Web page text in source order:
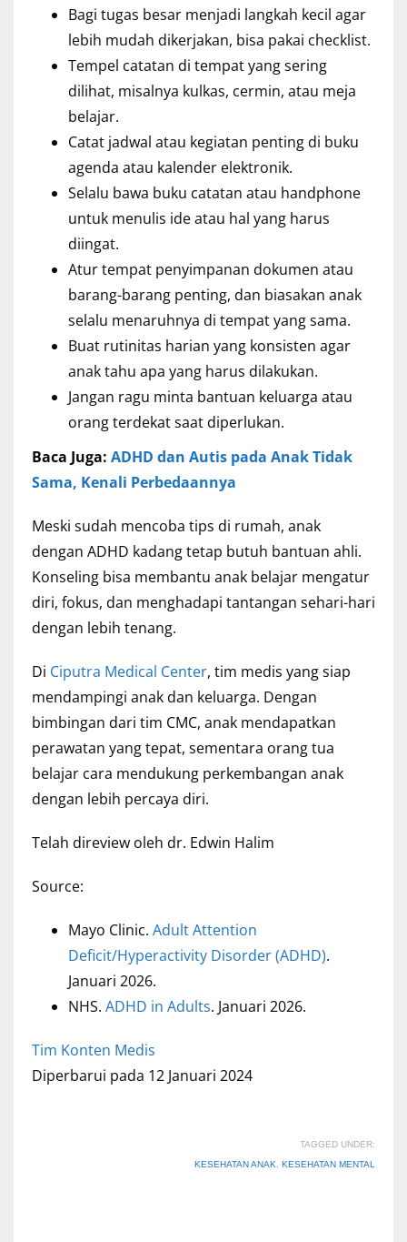
Bagi tugas besar menjadi langkah kecil agar
lebih mudah dikerjakan, bisa pakai checklist.
Tempel catatan di tempat yang sering
dilihat, misalnya kulkas, cermin, atau meja
belajar.
Catat jadwal atau kegiatan penting di buku
agenda atau kalender elektronik.
Selalu bawa buku catatan atau handphone
untuk menulis ide atau hal yang harus
diingat.
Atur tempat penyimpanan dokumen atau
barang-barang penting, dan biasakan anak
selalu menaruhnya di tempat yang sama.
Buat rutinitas harian yang konsisten agar
anak tahu apa yang harus dilakukan.
Jangan ragu minta bantuan keluarga atau
orang terdekat saat diperlukan.
Baca Juga: ADHD dan Autis pada Anak Tidak
Sama, Kenali Perbedaannya
Meski sudah mencoba tips di rumah, anak
dengan ADHD kadang tetap butuh bantuan ahli.
Konseling bisa membantu anak belajar mengatur
diri, fokus, dan menghadapi tantangan sehari-hari
dengan lebih tenang.
Di Ciputra Medical Center, tim medis yang siap
mendampingi anak dan keluarga. Dengan
bimbingan dari tim CMC, anak mendapatkan
perawatan yang tepat, sementara orang tua
belajar cara mendukung perkembangan anak
dengan lebih percaya diri.
Telah direview oleh dr. Edwin Halim
Source:
Mayo Clinic. Adult Attention
Deficit/Hyperactivity Disorder (ADHD).
Januari 2026.
NHS. ADHD in Adults. Januari 2026.
Tim Konten Medis
Diperbarui pada 12 Januari 2024
TAGGED UNDER:
KESEHATAN ANAK, KESEHATAN MENTAL